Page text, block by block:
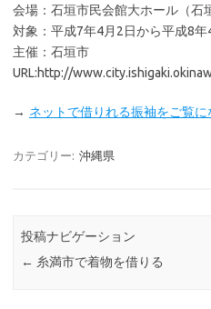
会場：石垣市民会館大ホール（石
対象：平成7年4月2日から平成8
主催：石垣市
URL:http://
→ ネットで借りれる振袖をご覧に
カテゴリー: 沖縄県
投稿ナビゲーション
← 糸満市で着物を借りる